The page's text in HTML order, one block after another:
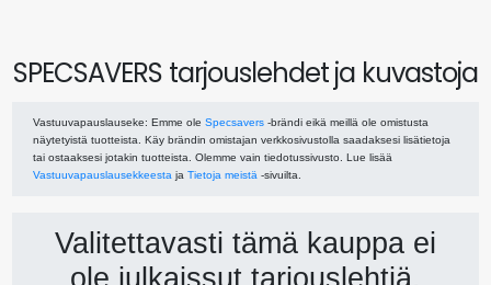
SPECSAVERS tarjouslehdet ja kuvastoja
Vastuuvapauslauseke: Emme ole Specsavers -brändi eikä meillä ole omistusta
näytetyistä tuotteista. Käy brändin omistajan verkkosivustolla saadaksesi lisätietoja
tai ostaaksesi jotakin tuotteista. Olemme vain tiedotussivusto. Lue lisää
Vastuuvapauslausekkeesta ja Tietoja meistä -sivuilta.
Valitettavasti tämä kauppa ei
ole julkaissut tarjouslehtiä.